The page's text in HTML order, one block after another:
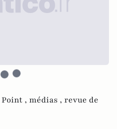
Point , médias , revue de